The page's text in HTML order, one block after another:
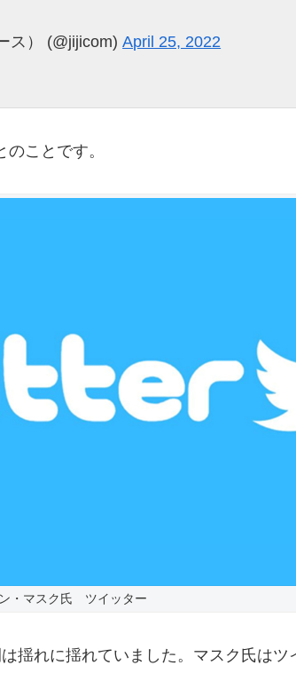
ス） (@jijicom)April 25, 2022
ことです。
・マスク氏 ツイッター
揺れに揺れていました。マスク氏はツ